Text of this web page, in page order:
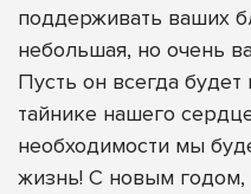
поддерживать ваших
небольшая, но очень
Пусть он всегда
тайнике нашего
необходимости мы
жизнь! С новым